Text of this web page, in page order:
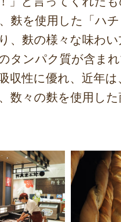
麩を使用した「ハ
、麩の様々な味わ
タンパク質が含ま
収性に優れ、近年
数々の麩を使用し